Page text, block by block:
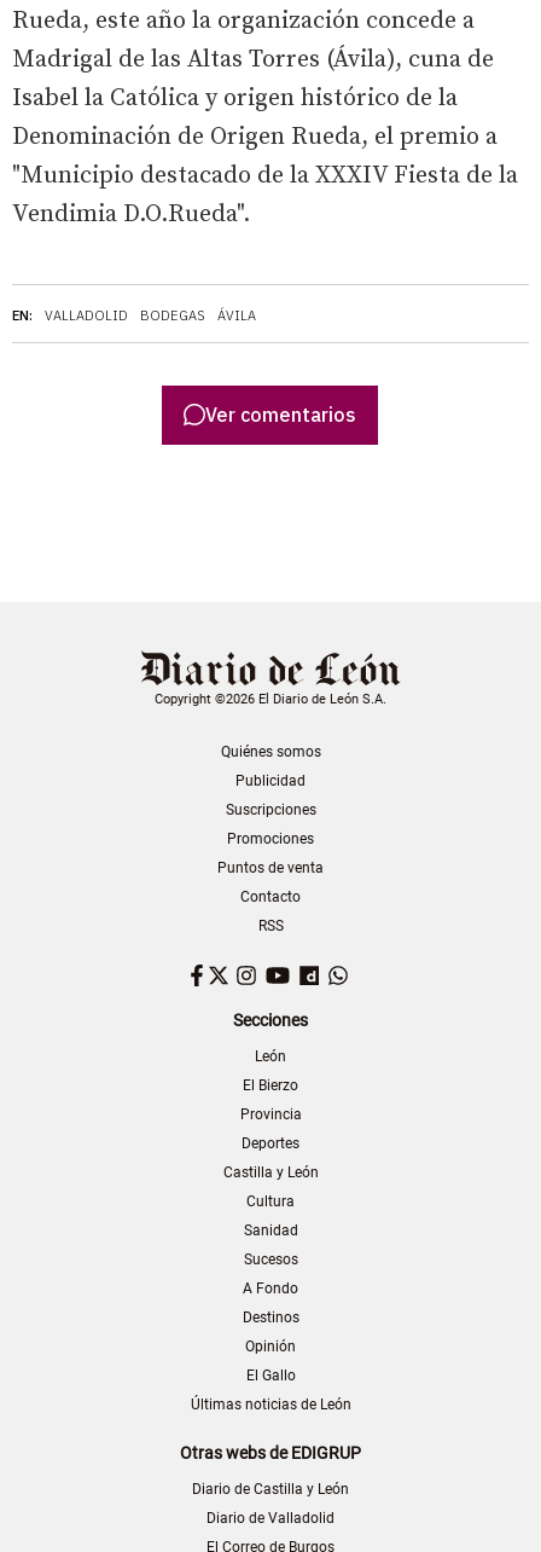
EN: VALLADOLID BODEGAS ÁVILA
Rueda, este año la organización concede a
Madrigal de las Altas Torres (Ávila), cuna de
Isabel la Católica y origen histórico de la
Denominación de Origen Rueda, el premio a
"Municipio destacado de la XXXIV Fiesta de la
Vendimia D.O.Rueda".
Ver comentarios
Copyright ©2026 El Diario de León S.A.
Quiénes somos
Publicidad
Suscripciones
Promociones
Puntos de venta
Contacto
RSS
Facebook
TwitterInstagram
YouTubeDailymotion
Secciones
León
El Bierzo
Provincia
Deportes
Castilla y León
Cultura
Sanidad
Sucesos
A Fondo
Destinos
Opinión
El Gallo
Últimas noticias de León
Otras webs de EDIGRUP
Diario de Castilla y León
Diario de Valladolid
El Correo de Burgos